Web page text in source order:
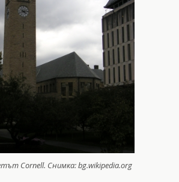
Cornell. Снимка: bg.wikipedia.org